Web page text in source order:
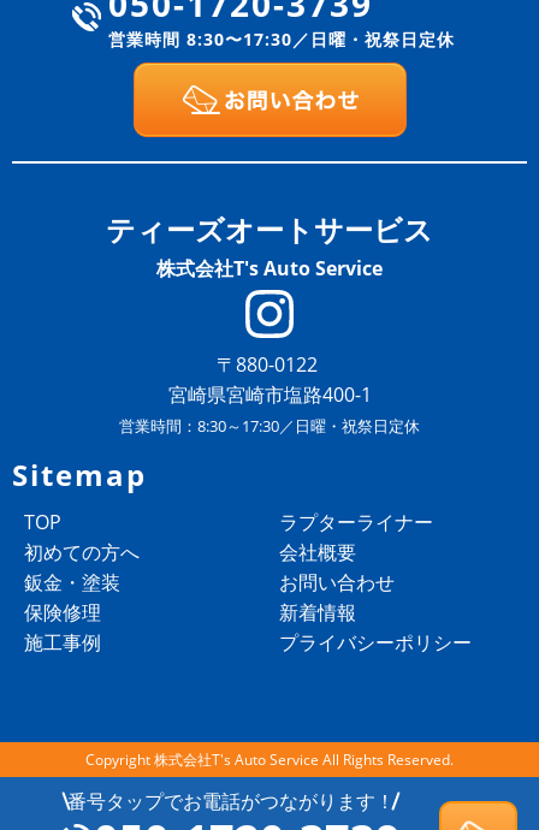
営業時間 8:30〜17:30／日曜・祝祭日定休
ティーズオートサービス
株式会社T's Auto Service
〒880-0122
宮崎県宮崎市塩路400-1
営業時間：8:30～17:30／日曜・祝祭日定休
Sitemap
TOP
初めての方へ
鈑金・塗装
保険修理
施工事例
ラプターライナー
会社概要
お問い合わせ
新着情報
プライバシーポリシー
Copyright 株式会社T's Auto Service All Rights Reserved.
番号タップでお電話がつながります！